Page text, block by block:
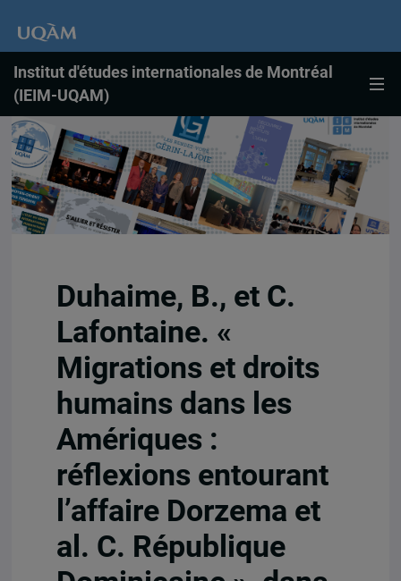
Institut d'études internationales de Montréal
(IEIM-UQAM)
Duhaime, B., et C.
Lafontaine. «
Migrations et droits
humains dans les
Amériques :
réflexions entourant
l’affaire Dorzema et
al. C. République